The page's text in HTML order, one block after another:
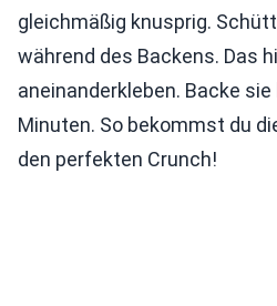
gleichmäßig knusprig.
während des Backens. Das
aneinanderkleben. Backe sie
Minuten. So bekommst du
den perfekten Crunch!